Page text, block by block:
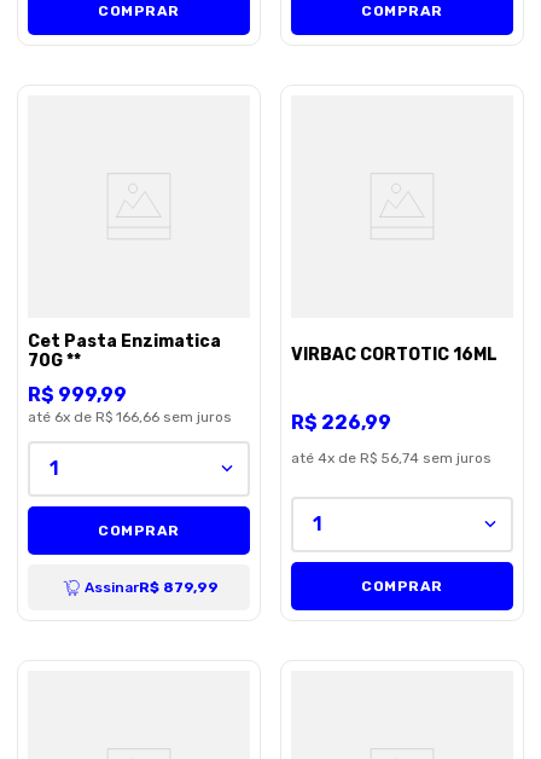
COMPRAR COMPRAR
Cet Pasta Enzimatica
70G **
R$ 999,99
até 6x de R$ 166,66 sem juros
1
COMPRAR
AssinarR$ 879,99
VIRBAC CORTOTIC 16ML
R$ 226,99
até 4x de R$ 56,74 sem juros
1
COMPRAR